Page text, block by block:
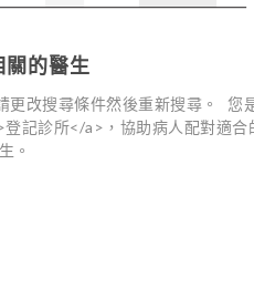
的醫生
更改搜尋條件然後重新搜尋。 您
記診所</a>，協助病人配對適合
。